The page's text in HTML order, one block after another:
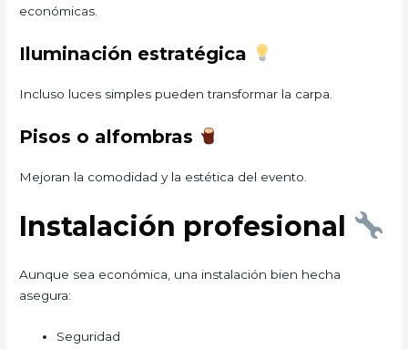
económicas.
Iluminación estratégica
Incluso luces simples pueden transformar la carpa.
Pisos o alfombras
Mejoran la comodidad y la estética del evento.
Instalación profesional
Aunque sea económica, una instalación bien hecha
asegura:
Seguridad